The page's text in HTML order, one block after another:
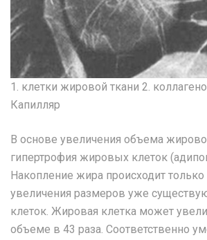
1. клетки жировой ткани 2.
Капилляр
В основе увеличения объема
гипертрофия жировых клеток
Накопление жира происходит только
увеличения размеров уже
клеток. Жировая клетка может
объеме в 43 раза. Соответственно